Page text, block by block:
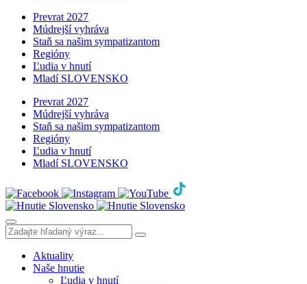
Prevrat 2027
Múdrejší vyhráva
Staň sa našim sympatizantom
Regióny
Ľudia v hnutí
Mladí SLOVENSKO
Prevrat 2027
Múdrejší vyhráva
Staň sa našim sympatizantom
Regióny
Ľudia v hnutí
Mladí SLOVENSKO
Aktuality
Naše hnutie
Ľudia v hnutí